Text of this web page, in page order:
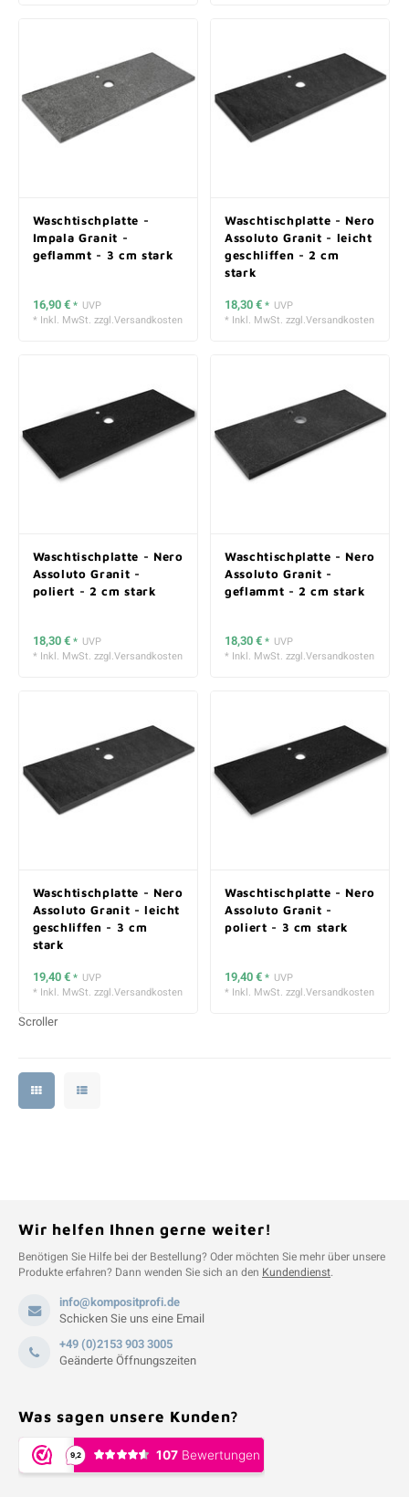
Waschtischplatte -
Impala Granit -
geflammt - 3 cm stark
16,90 €* UVP
* Inkl. MwSt. zzgl.Versandkosten
Waschtischplatte - Nero
Assoluto Granit - leicht
geschliffen - 2 cm
stark
18,30 €* UVP
* Inkl. MwSt. zzgl.Versandkosten
Waschtischplatte - Nero
Assoluto Granit -
poliert - 2 cm stark
18,30 €* UVP
* Inkl. MwSt. zzgl.Versandkosten
Waschtischplatte - Nero
Assoluto Granit -
geflammt - 2 cm stark
18,30 €* UVP
* Inkl. MwSt. zzgl.Versandkosten
Waschtischplatte - Nero
Assoluto Granit - leicht
geschliffen - 3 cm
stark
19,40 €* UVP
* Inkl. MwSt. zzgl.Versandkosten
Waschtischplatte - Nero
Assoluto Granit -
poliert - 3 cm stark
19,40 €* UVP
* Inkl. MwSt. zzgl.Versandkosten
Scroller
Wir helfen Ihnen gerne weiter!
Benötigen Sie Hilfe bei der Bestellung? Oder möchten Sie mehr über unsere
Produkte erfahren? Dann wenden Sie sich an den Kundendienst.
info@kompositprofi.de
Schicken Sie uns eine Email
+49 (0)2153 903 3005
Geänderte Öffnungszeiten
Was sagen unsere Kunden?